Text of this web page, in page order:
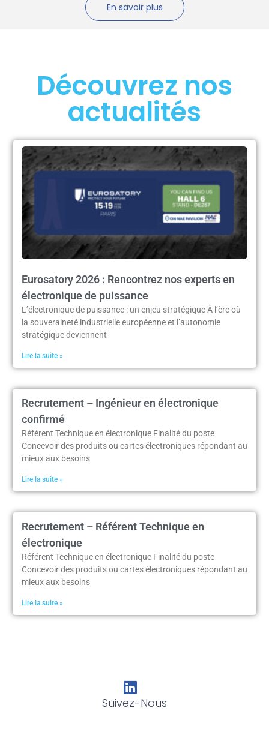
En savoir plus
Découvrez nos
actualités
Eurosatory 2026 : Rencontrez nos experts en
électronique de puissance
L’électronique de puissance : un enjeu stratégique À l’ère où
la souveraineté industrielle européenne et l’autonomie
stratégique deviennent
Lire la suite »
Recrutement – Ingénieur en électronique
confirmé
Référent Technique en électronique Finalité du poste
Concevoir des produits ou cartes électroniques répondant au
mieux aux besoins
Lire la suite »
Recrutement – Référent Technique en
électronique​
Référent Technique en électronique Finalité du poste
Concevoir des produits ou cartes électroniques répondant au
mieux aux besoins
Lire la suite »
Suivez-Nous